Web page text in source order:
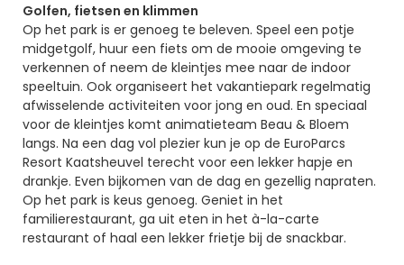
Golfen, fietsen en klimmen
Op het park is er genoeg te beleven. Speel een potje
midgetgolf, huur een fiets om de mooie omgeving te
verkennen of neem de kleintjes mee naar de indoor
speeltuin. Ook organiseert het vakantiepark regelmatig
afwisselende activiteiten voor jong en oud. En speciaal
voor de kleintjes komt animatieteam Beau & Bloem
langs. Na een dag vol plezier kun je op de EuroParcs
Resort Kaatsheuvel terecht voor een lekker hapje en
drankje. Even bijkomen van de dag en gezellig napraten.
Op het park is keus genoeg. Geniet in het
familierestaurant, ga uit eten in het à-la-carte
restaurant of haal een lekker frietje bij de snackbar.